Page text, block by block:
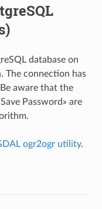
database on
The connection has
aware that the
Password» are
ogr2ogr utility.